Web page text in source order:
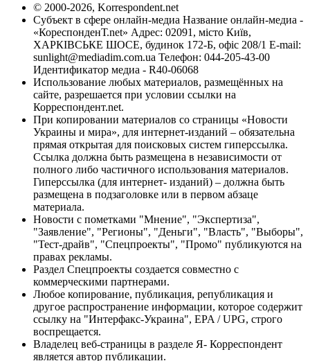
© 2000-2026, Korrespondent.net
Субъект в сфере онлайн-медиа Название онлайн-медиа -
«КореспонденТ.net» Адрес: 02091, місто Київ,
ХАРКІВСЬКЕ ШОСЕ, будинок 172-Б, офіс 208/1 E-mail:
sunlight@mediadim.com.ua Телефон: 044-205-43-00
Идентификатор медиа - R40-06068
Использование любых материалов, размещённых на
сайте, разрешается при условии ссылки на
Корреспондент.net.
При копировании материалов со страницы «Новости
Украины и мира», для интернет-изданий – обязательна
прямая открытая для поисковых систем гиперссылка.
Ссылка должна быть размещена в независимости от
полного либо частичного использования материалов.
Гиперссылка (для интернет- изданий) – должна быть
размещена в подзаголовке или в первом абзаце
материала.
Новости с пометками "Мнение", "Экспертиза",
"Заявление", "Регионы", "Деньги", "Власть", "Выборы",
"Тест-драйв", "Спецпроекты", "Промо" публикуются на
правах рекламы.
Раздел Спецпроекты создается совместно с
коммерческими партнерами.
Любое копирование, публикация, републикация и
другое распространение информации, которое содержит
ссылку на "Интерфакс-Украина", EPA / UPG, строго
воспрещается.
Владелец веб-страницы в разделе Я- Корреспондент
является автор публикации.